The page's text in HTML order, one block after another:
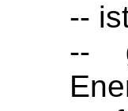
--
--